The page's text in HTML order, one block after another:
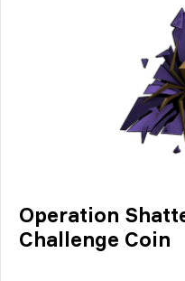
Operation
Challenge Coin